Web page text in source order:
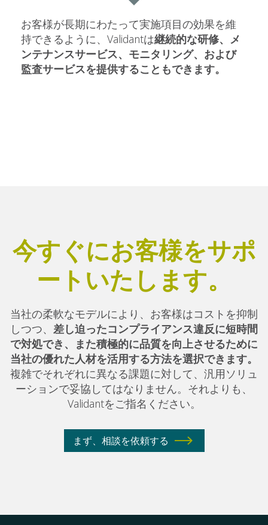
お客様が長期にわたって実施項目の効果を維
持できるように、Validantは継続的な研修、メ
ンテナンスサービス、モニタリング、および
監査サービスを提供することもできます。
今すぐにお客様をサポ
ートいたします。
当社の柔軟なモデルにより、お客様はコストを抑制
しつつ、 差し迫ったコンプライアンス違反に短時間
で対処でき、また積極的に品質を向上させるために
当社の優れた人材を活用する方法を選択できます。
複雑でそれぞれに異なる課題に対して、汎用ソリュ
ーションで妥協してはなりません。それよりも、
Validantをご指名ください。
まず、相談を依頼する